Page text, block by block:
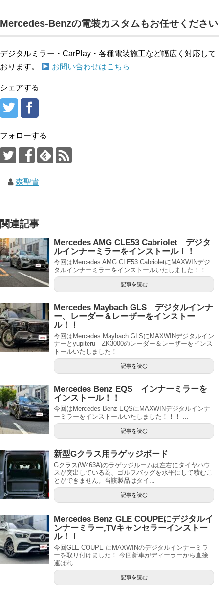
Mercedes-Benzの電装カスタムもお任せください
デジタルミラー・CarPlay・各種電装施工など幅広く対応して
おります。
お問い合わせはこちら
シェアする
フォローする
森聖貴
関連記事
Mercedes AMG CLE53 Cabriolet デジタ
ルインナーミラーをインストール！！
今回はMercedes AMG CLE53 CabrioletにMAXWINデジ
タルインナーミラーをインストールいたしました！！ ...
記事を読む
Mercedes Maybach GLS デジタルインナ
ー、レーダー＆レーザーをインストー
ル！！
今回はMercedes Maybach GLSにMAXWINデジタルイン
ナーとyupiteru ZK3000のレーダー＆レーザーをインス
トールいたしました！
記事を読む
Mercedes Benz EQS インナーミラーを
インストール！！
今回はMercedes Benz EQSにMAXWINデジタルインナ
ーミラーをインストールいたしました！！！ ...
記事を読む
新型Gクラス用ラゲッジボード
Gクラス(W463A)のラゲッジルームは左右にタイヤハウ
スが突出している為、ゴルフバッグを水平にして積むこ
とができません。当該製品はタイ...
記事を読む
Mercedes Benz GLE COUPEにデジタルイ
ンナーミラー,TVキャンセラーインストー
ル！！
今回GLE COUPE にMAXWINのデジタルインナーミラ
ーを取り付けました！ 今回新車がディーラーから直接
運ばれ...
記事を読む